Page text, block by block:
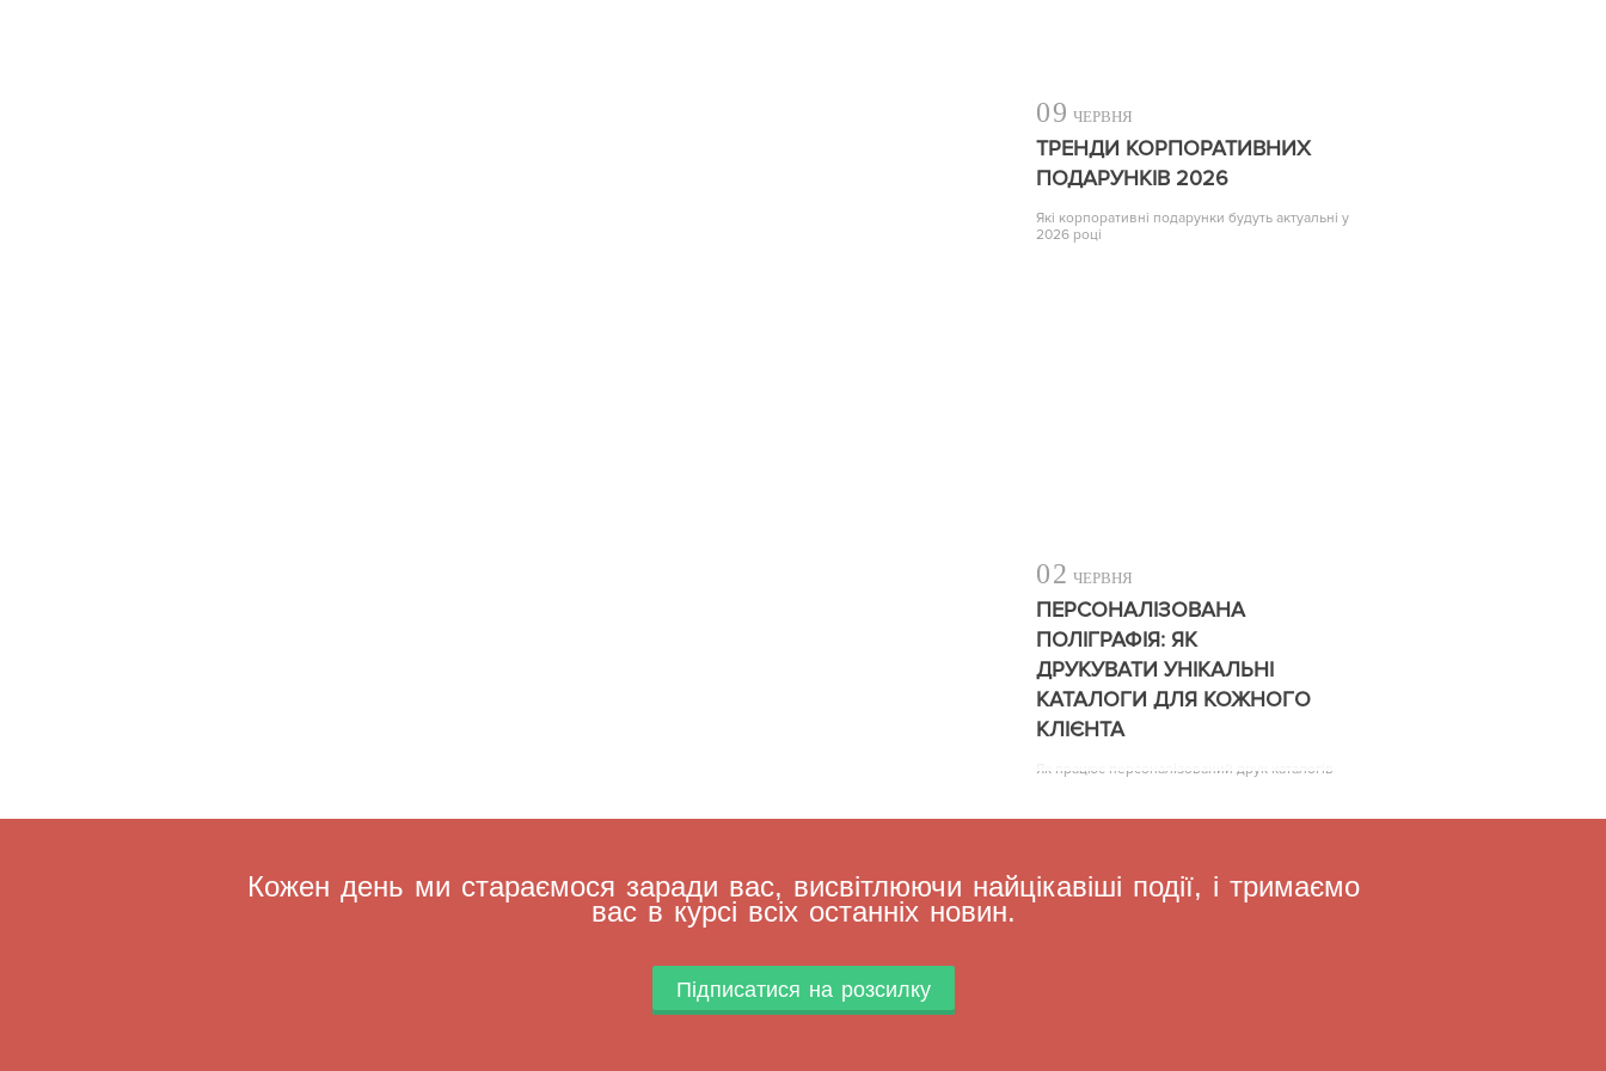
09 ЧЕРВНЯ
ТРЕНДИ КОРПОРАТИВНИХ
ПОДАРУНКІВ 2026
Які корпоративні подарунки будуть актуальні у
2026 році
02 ЧЕРВНЯ
ПЕРСОНАЛІЗОВАНА
ПОЛІГРАФІЯ: ЯК
ДРУКУВАТИ УНІКАЛЬНІ
КАТАЛОГИ ДЛЯ КОЖНОГО
КЛІЄНТА
Як працює персоналізований друк каталогів
Кожен день ми стараємося заради вас, висвітлюючи найцікавіші події, і тримаємо
вас в курсі всіх останніх новин.
Підписатися на розсилку